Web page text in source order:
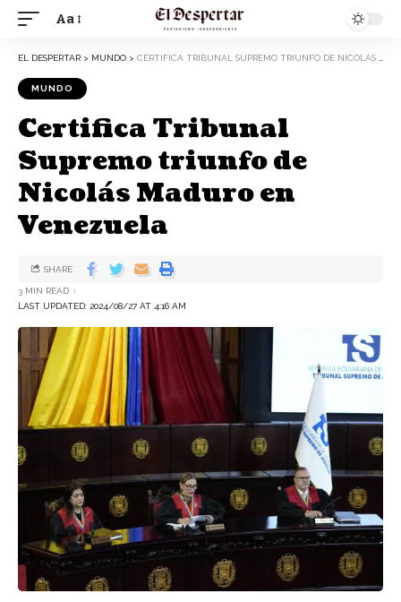
Aa
EL DESPERTAR > MUNDO > CERTIFICA TRIBUNAL SUPREMO TRIUNFO DE NICOLÁS MADURO EN VENEZUELA
MUNDO
Certifica Tribunal
Supremo triunfo de
Nicolás Maduro en
Venezuela
LAST UPDATED: 2024/08/27 AT 4:16 AM
3 MIN READ
SHARE